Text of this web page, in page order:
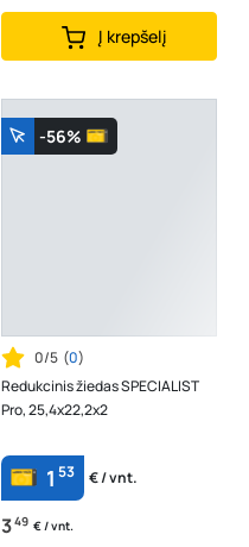
Į krepšelį
-56%
0/5 (0)
Redukcinis žiedas SPECIALIST
Pro, 25,4x22,2x2
1 53 € / vnt.
349 € / vnt.